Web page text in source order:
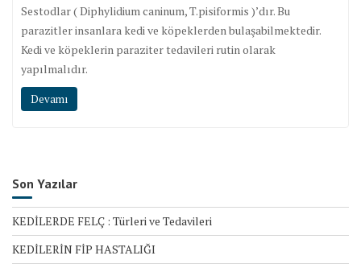
Sestodlar ( Diphylidium caninum, T.pisiformis )’dır. Bu
parazitler insanlara kedi ve köpeklerden bulaşabilmektedir.
Kedi ve köpeklerin paraziter tedavileri rutin olarak
yapılmalıdır.
Devamı
Son Yazılar
KEDİLERDE FELÇ : Türleri ve Tedavileri
KEDİLERİN FİP HASTALIĞI